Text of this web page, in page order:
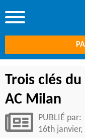
Trois clés
AC Milan
PUBLIÉ par:
16th janvier,